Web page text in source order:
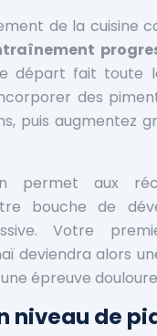
de la cuisine
départ fait toute
des
puis augmentez
permet aux
bouche de
Votre
deviendra alors
épreuve
niveau de